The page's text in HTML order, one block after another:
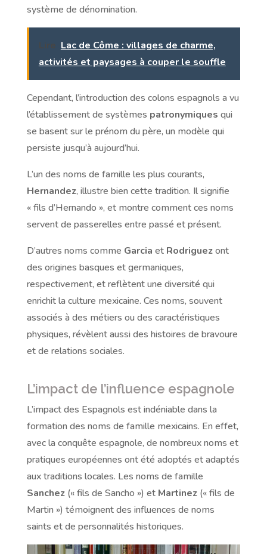
système de dénomination.
Lire Lac de Côme : villages de charme,
activités et paysages à couper le souffle
Cependant, l’introduction des colons espagnols a vu
l’établissement de systèmes patronymiques qui
se basent sur le prénom du père, un modèle qui
persiste jusqu’à aujourd’hui.
L’un des noms de famille les plus courants,
Hernandez, illustre bien cette tradition. Il signifie
« fils d’Hernando », et montre comment ces noms
servent de passerelles entre passé et présent.
D’autres noms comme Garcia et Rodriguezont
des origines basques et germaniques,
respectivement, et reflètent une diversité qui
enrichit la culture mexicaine. Ces noms, souvent
associés à des métiers ou des caractéristiques
physiques, révèlent aussi des histoires de bravoure
et de relations sociales.
L’impact de l’influence espagnole
L’impact des Espagnols est indéniable dans la
formation des noms de famille mexicains. En effet,
avec la conquête espagnole, de nombreux noms et
pratiques européennes ont été adoptés et adaptés
aux traditions locales. Les noms de famille
Sanchez(« fils de Sancho ») et Martinez(« fils de
Martin ») témoignent des influences de noms
saints et de personnalités historiques.